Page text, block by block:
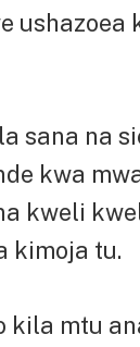
ushazoea
sana na
kwa
kweli
kimoja tu.
kila mtu